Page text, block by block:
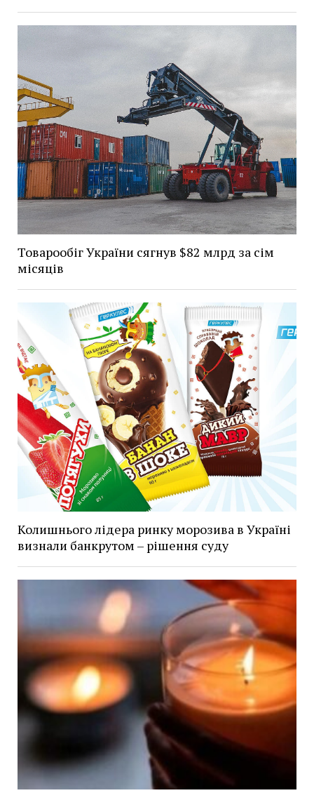
Товарообіг України сягнув $82 млрд за сім
місяців
Колишнього лідера ринку морозива в Україні
визнали банкрутом – рішення суду